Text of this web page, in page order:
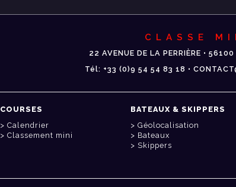
CLASSE
22 AVENUE DE LA PERRIÈRE •
Tél: +33 (0)9 54 54 83 18 •
COURSES
Calendrier
Classement mini
BATEAUX & SKIPPERS
Géolocalisation
Bateaux
Skippers